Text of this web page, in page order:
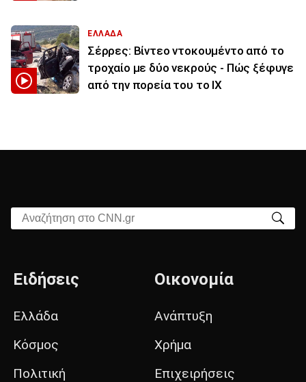
ΕΛΛΑΔΑ
Σέρρες: Βίντεο ντοκουμέντο από το
τροχαίο με δύο νεκρούς - Πώς ξέφυγε
από την πορεία του το ΙΧ
Αναζήτηση στο CNN.gr
Ειδήσεις
Ελλάδα
Κόσμος
Πολιτική
Οικονομία
Ανάπτυξη
Χρήμα
Επιχειρήσεις